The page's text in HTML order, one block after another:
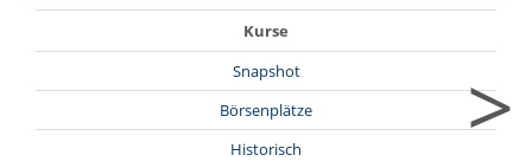
Kurse
Snapshot
Börsenplätze
Historisch
>